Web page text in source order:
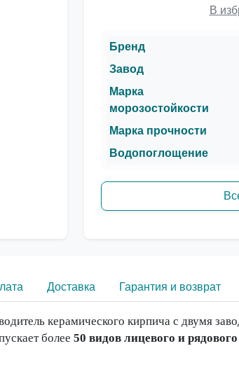
В
Бренд
Завод
Марка
морозостойкости
Марка прочности
Водопоглощение
Доставка Гарантия и возврат
керамического кирпича с двумя
более 50 видов лицевого и